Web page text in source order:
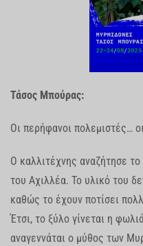
Τάσος Μπούρας:
Οι περήφανοι πολεμιστές…
Ο καλλιτέχνης αναζήτησε
του Αχιλλέα. Το υλικό του
καθώς το έχουν ποτίσει
Έτσι, το ξύλο γίνεται η
αναγεννάται ο μύθος των